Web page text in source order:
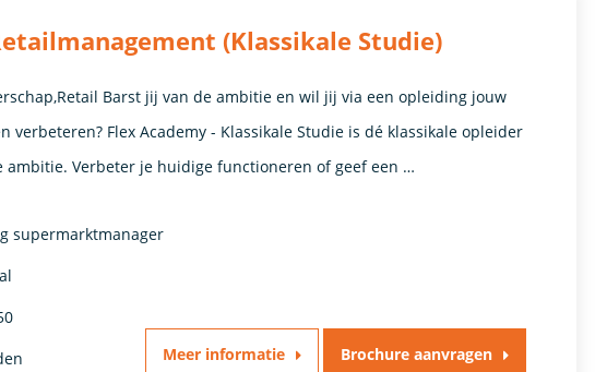
(Klassikale Studie)
Barst jij van de ambitie en wil jij via een opleiding jouw
verbeteren? Flex Academy - Klassikale Studie is dé klassikale opleider
ambitie. Verbeter je huidige functioneren of geef een …
supermarktmanager
Meer informatie Brochure aanvragen